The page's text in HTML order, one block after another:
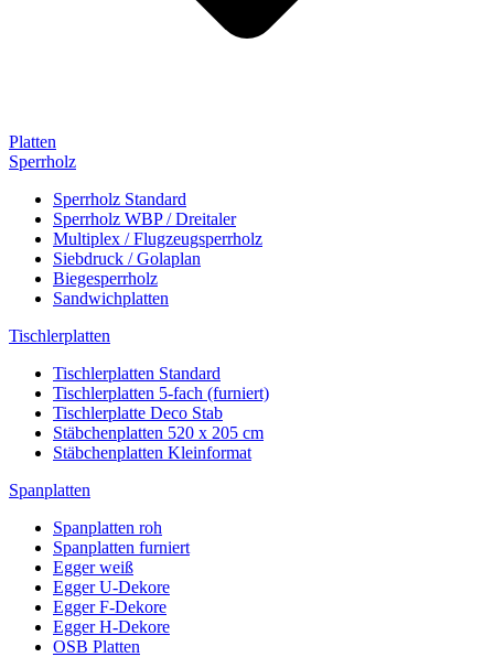
Platten
Sperrholz
Sperrholz Standard
Sperrholz WBP / Dreitaler
Multiplex / Flugzeugsperrholz
Siebdruck / Golaplan
Biegesperrholz
Sandwichplatten
Tischlerplatten
Tischlerplatten Standard
Tischlerplatten 5-fach (furniert)
Tischlerplatte Deco Stab
Stäbchenplatten 520 x 205 cm
Stäbchenplatten Kleinformat
Spanplatten
Spanplatten roh
Spanplatten furniert
Egger weiß
Egger U-Dekore
Egger F-Dekore
Egger H-Dekore
OSB Platten